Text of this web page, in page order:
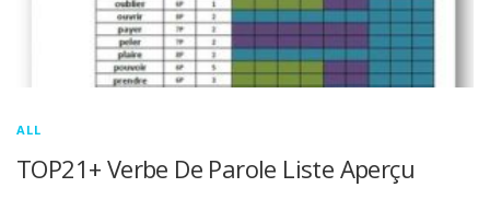
ALL
TOP21+ Verbe De Parole Liste Aperçu